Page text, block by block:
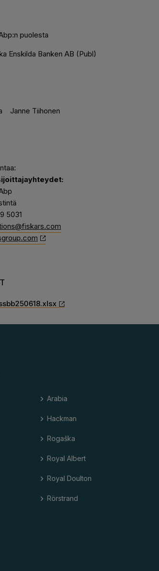
puolesta
Enskilda Banken AB (Publ)
Janne Tiihonen
5031
Arabia
Hackman
Rogaška
Royal Albert
Royal Doulton
Rörstrand